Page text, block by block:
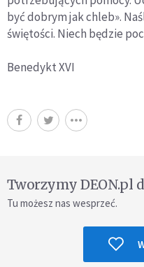
być dobrym jak chleb».
świętości. Niech będzie
Benedykt XVI
Tworzymy DEON.pl
Tu możesz nas wesprzeć.